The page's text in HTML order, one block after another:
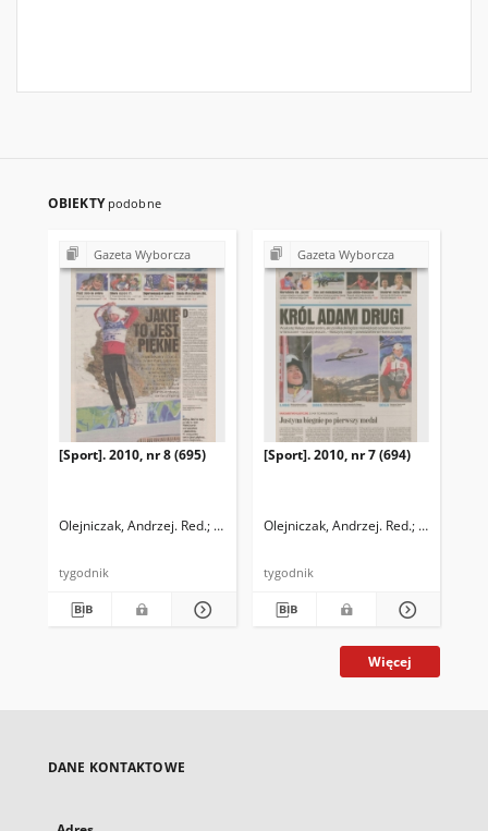
OBIEKTY podobne
Gazeta Wyborcza
[Sport]. 2010, nr 8 (695)
Olejniczak, Andrzej. Red. Iwańczyk, Przemysław. Red.
tygodnik
Gazeta Wyborcza
[Sport]. 2010, nr 7 (694)
Olejniczak, Andrzej. Red. Iwańczyk,
tygodnik
Więcej
DANE KONTAKTOWE